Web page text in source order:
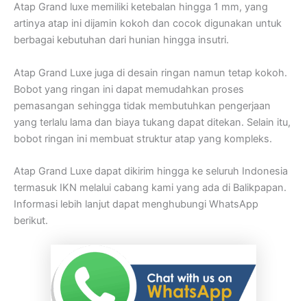
Atap Grand luxe memiliki ketebalan hingga 1 mm, yang
artinya atap ini dijamin kokoh dan cocok digunakan untuk
berbagai kebutuhan dari hunian hingga insutri.
Atap Grand Luxe juga di desain ringan namun tetap kokoh.
Bobot yang ringan ini dapat memudahkan proses
pemasangan sehingga tidak membutuhkan pengerjaan
yang terlalu lama dan biaya tukang dapat ditekan. Selain itu,
bobot ringan ini membuat struktur atap yang kompleks.
Atap Grand Luxe dapat dikirim hingga ke seluruh Indonesia
termasuk IKN melalui cabang kami yang ada di Balikpapan.
Informasi lebih lanjut dapat menghubungi WhatsApp
berikut.